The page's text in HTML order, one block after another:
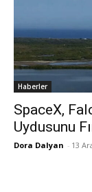
Haberler
SpaceX,
Uydusunu
Dora Dalyan - 13